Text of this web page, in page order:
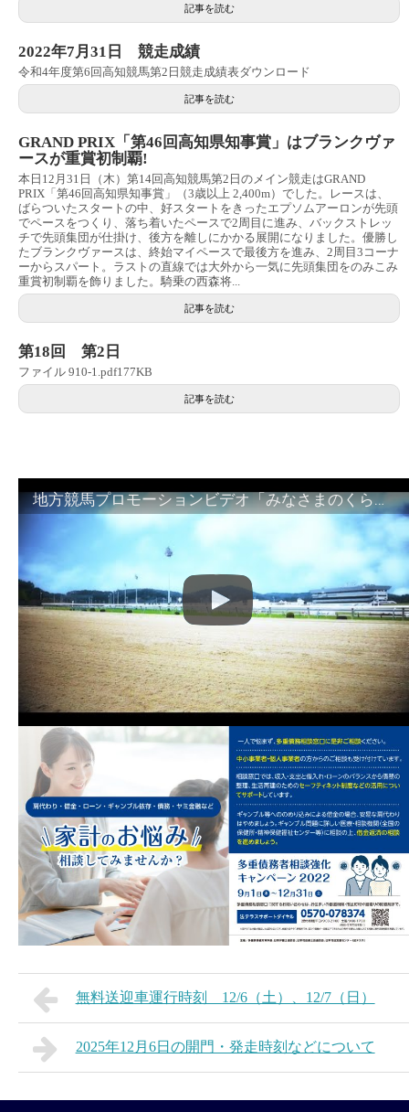
記事を読む
2022年7月31日 競走成績
令和4年度第6回高知競馬第2日競走成績表ダウンロード
記事を読む
GRAND PRIX「第46回高知県知事賞」はブランクヴァ
ースが重賞初制覇!
本日12月31日（木）第14回高知競馬第2日のメイン競走はGRAND
PRIX「第46回高知県知事賞」（3歳以上 2,400m）でした。レースは、
ばらついたスタートの中、好スタートをきったエプソムアーロンが先頭
でペースをつくり、落ち着いたペースで2周目に進み、バックストレッ
チで先頭集団が仕掛け、後方を離しにかかる展開になりました。優勝し
たブランクヴァースは、終始マイペースで最後方を進み、2周目3コーナ
ーからスパート。ラストの直線では大外から一気に先頭集団をのみこみ
重賞初制覇を飾りました。騎乗の西森将...
記事を読む
第18回 第2日
ファイル 910-1.pdf177KB
記事を読む
地方競馬プロモーションビデオ「みなさまのくらしのために」30秒篇｜NAR公式
無料送迎車運行時刻 12/6（土）、12/7（日）
2025年12月6日の開門・発走時刻などについて